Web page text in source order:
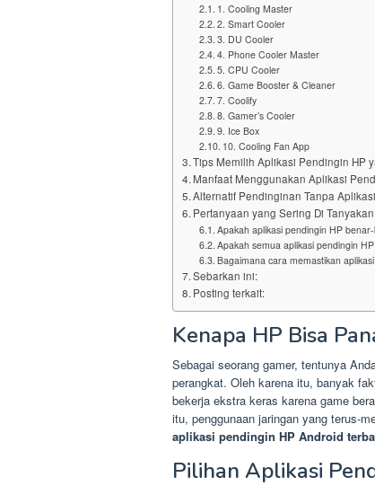
1. Cooling Master
2. Smart Cooler
3. DU Cooler
4. Phone Cooler Master
5. CPU Cooler
6. Game Booster & Cleaner
7. Coolify
8. Gamer’s Cooler
9. Ice Box
10. Cooling Fan App
Tips Memilih Aplikasi Pendingin HP
Manfaat Menggunakan Aplikasi
Alternatif Pendinginan Tanpa Aplikasi
Pertanyaan yang Sering Di Tanyakan
Apakah aplikasi pendingin HP
Apakah semua aplikasi pendingin
Bagaimana cara memastikan
Sebarkan ini:
Posting terkait:
Kenapa HP Bisa
Sebagai seorang gamer, tentunya
perangkat. Oleh karena itu, banyak
bekerja ekstra keras karena game
itu, penggunaan jaringan yang terus-
aplikasi pendingin HP Android
Pilihan Aplikasi